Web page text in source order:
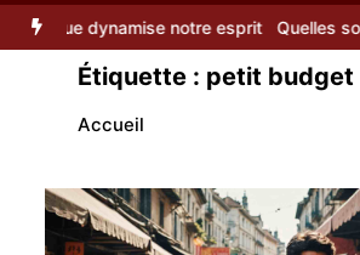
Paysagiste à Sainte-Eulalie : ce qui sépare
Étiquette : petit budget
Accueil
Quelles sont les
Massage à Arcachon
équipées